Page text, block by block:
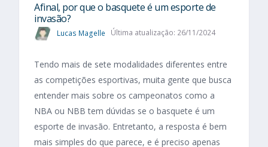
Afinal, por que o basquete é um esporte de
invasão?
Lucas Magelle Última atualização: 26/11/2024
Tendo mais de sete modalidades diferentes entre
as competições esportivas, muita gente que busca
entender mais sobre os campeonatos como a
NBA ou NBB tem dúvidas se o basquete é um
esporte de invasão. Entretanto, a resposta é bem
mais simples do que parece, e é preciso apenas